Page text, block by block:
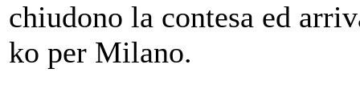
chiudono la contesa ed
ko per Milano.